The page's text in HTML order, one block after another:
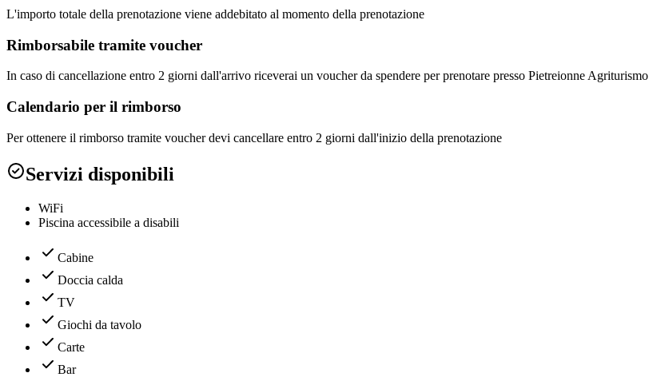
L'importo totale della prenotazione viene addebitato al momento della prenotazione
Rimborsabile tramite voucher
In caso di cancellazione entro 2 giorni dall'arrivo riceverai un voucher da spendere per prenotare presso Pietreionne Agriturismo
Calendario per il rimborso
Per ottenere il rimborso tramite voucher devi cancellare entro 2 giorni dall'inizio della prenotazione
Servizi disponibili
WiFi
Piscina accessibile a disabili
Cabine
Doccia calda
TV
Giochi da tavolo
Carte
Bar